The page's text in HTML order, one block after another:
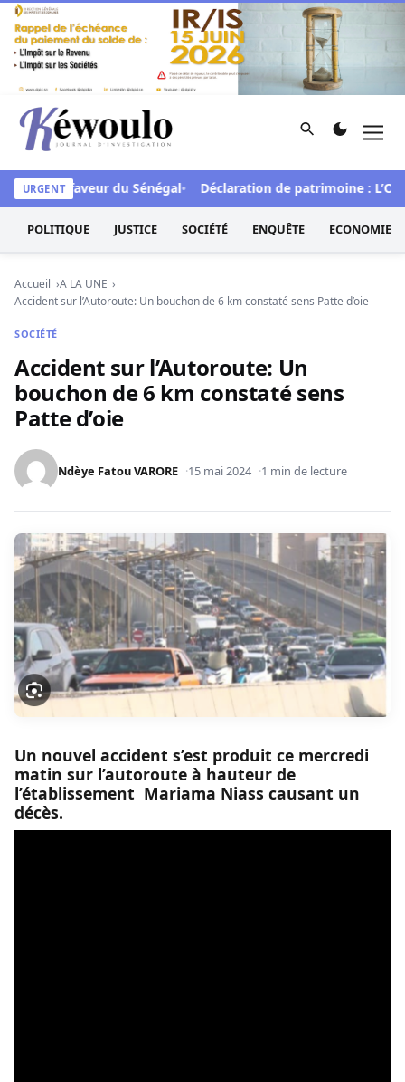
Aller au contenu
Kéwoulo, le premier site d'information et d'investigation
Rechercher
URGENT
en faveur du Sénégal Déclaration de patrimoine :
POLITIQUE JUSTICE SOCIÉTÉ ENQUÊTE ECONOMIE
Accueil
A LA UNE
Accident sur l’Autoroute: Un bouchon de 6 km constaté sens Patte d’oie
SOCIÉTÉ
Accident sur l’Autoroute: Un
bouchon de 6 km constaté sens
Patte d’oie
Ndèye Fatou VARORE 15 mai 2024 1 min de lecture
Un nouvel accident s’est produit ce mercredi
matin sur l’autoroute à hauteur de
l’établissement Mariama Niass causant un
décès.